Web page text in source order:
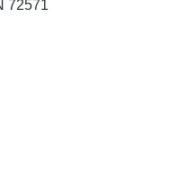
* Ähnlich DIN 72571